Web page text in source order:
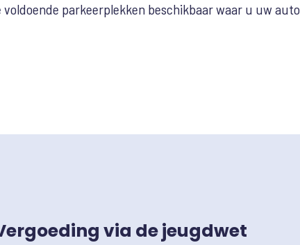
parkeerplekken beschikbaar waar u uw auto
via de jeugdwet